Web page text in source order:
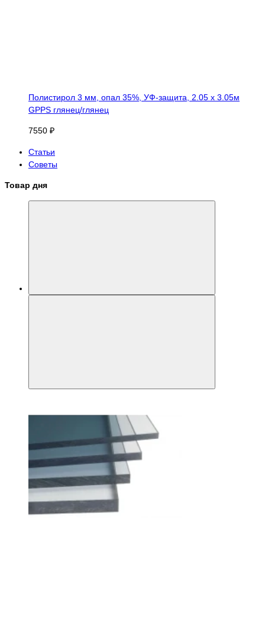
Полистирол 3 мм, опал 35%, УФ-защита, 2.05 х 3.05м
GPPS глянец/глянец
7550 ₽
Статьи
Советы
Товар дня